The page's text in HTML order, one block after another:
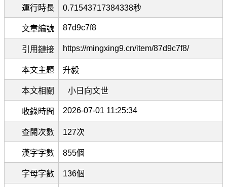
運行時長 0.71543717384338秒
文章編號 87d9c7f8
引用鏈接 https://mingxing9.cn/item/87d9c7f8/
本文主題 升毅
本文相關 小日向文世
收錄時間 2026-07-01 11:25:34
查閱次數 127次
漢字字數 855個
字母字數 136個